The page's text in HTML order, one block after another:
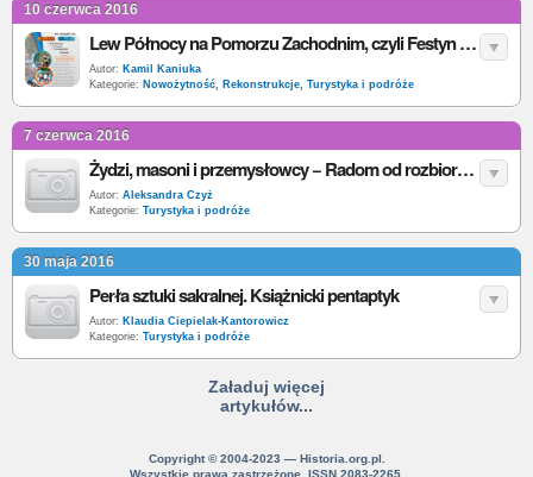
10 czerwca 2016
Lew Północy na Pomorzu Zachodnim, czyli Festyn Historyczny „W Krainie Gryfa”
Autor: Kamil Kaniuka
Kategorie: Nowożytność, Rekonstrukcje, Turystyka i podróże
7 czerwca 2016
Żydzi, masoni i przemysłowcy − Radom od rozbiorów do powstania listopadowego
Autor: Aleksandra Czyż
Kategorie: Turystyka i podróże
30 maja 2016
Perła sztuki sakralnej. Książnicki pentaptyk
Autor: Klaudia Ciepielak-Kantorowicz
Kategorie: Turystyka i podróże
Załaduj więcej
artykułów...
Copyright © 2004-2023 — Historia.org.pl.
Wszystkie prawa zastrzeżone. ISSN 2083-2265.